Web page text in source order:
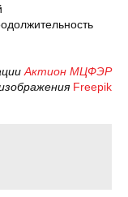
Актион МЦФЭР
Freepik